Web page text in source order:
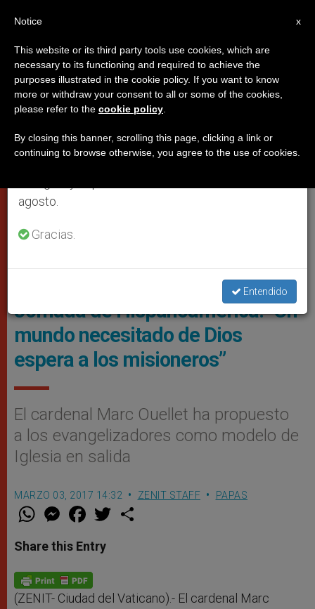
PAPAS
Jornada de Hispanoamérica: "Un
mundo necesitado de Dios
espera a los misioneros”
El cardenal Marc Ouellet ha propuesto
a los evangelizadores como modelo de
Iglesia en salida
MARZO 03, 2017 14:32 ZENIT STAFF PAPAS
W
t
s
p
p
M
e
s
e
g
e
r
F
a
e
b
o
k
w
Share this Entry
(ZENIT- Ciudad del Vaticano).- El cardenal Marc
×
Aviso importante
Del 27 de julio al 7 de agosto haremos la pausa
anual, aprovechando que en el periodo de verano
se generan menos informaciones y también el
agosto.
Gracias.
Entendido
x
Notice
This website or its third party tools use cookies, which are
necessary to its functioning and required to achieve the
purposes illustrated in the cookie policy. If you want to know
more or withdraw your consent to all or some of the cookies,
please refer to the cookie policy
By closing this banner, scrolling this page, clicking a link or
continuing to browse otherwise, you agree to the use of cookies.